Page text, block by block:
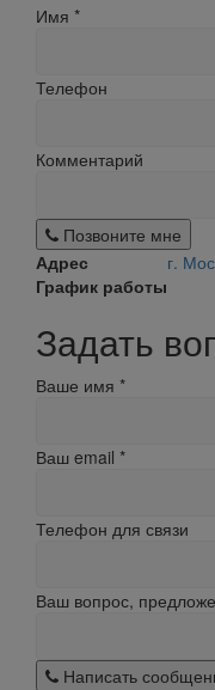
Имя *
Телефон
Комментарий
Позвоните мне
Адрес
г.
График работы
Задать
Ваше имя *
Ваш email *
Телефон для связи
Ваш вопрос,
Написать